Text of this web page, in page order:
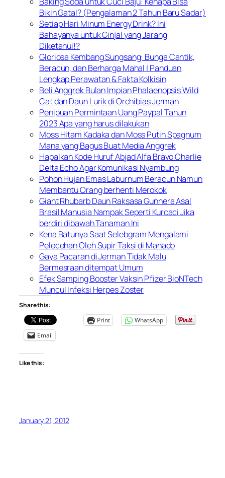
Bikin Gatal? (Pengalaman 2 Tahun Baru Sadar)
Setiap Hari Minum Energy Drink? Ini
Bahayanya untuk Ginjal yang Jarang
Diketahui!?
Gloriosa Kembang Sungsang: Bunga Cantik,
Beracun, dan Berharga Mahal | Panduan
Lengkap Perawatan & Fakta Kolkisin
Beli Anggrek Bulan Impian Phalaenopsis Wild
Cat dan Daun Lurik di Orchibias Jerman
Penipuan Permintaan Uang Paypal Tahun
2023 Apa yang harus dilakukan
Moss Hitam Kadaka dan Moss Putih Spagnum
Mana yang Bagus Buat Media Anggrek
Hapalkan Kode Huruf Abjad Alfa Bravo Charlie
Delta Echo Agar Komunikasi Nyambung
Pohon Hujan Emas Laburnum Beracun Namun
Membantu Orang berhenti Merokok
Giant Rhubarb Daun Raksasa Gunnera Asal
Brasil Manusia Nampak Seperti Kurcaci Jika
berdiri dibawah Tanaman Ini
Kena Batunya Saat Selebgram Mengalami
Pelecehan Oleh Supir Taksi di Manado
Gaya Pacaran di Jerman Tidak Malu
Bermesraan ditempat Umum
Efek Samping Booster Vaksin Pfizer BioNTech
Muncul Infeksi Herpes Zoster
Share this:
Print
WhatsApp
Email
Like this:
January 21, 2012